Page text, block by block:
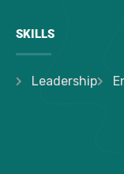
SKILLS
Leadership